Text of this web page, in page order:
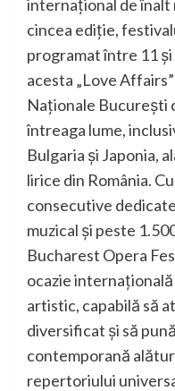
internațional de înalt
cincea ediție,
programat între 11
acesta „Love
Naționale București
întreaga lume,
Bulgaria și Japonia,
lirice din România.
consecutive
muzical și peste
Bucharest Opera
ocazie
artistic, capabilă să
diversificat și să
contemporană
repertoriului